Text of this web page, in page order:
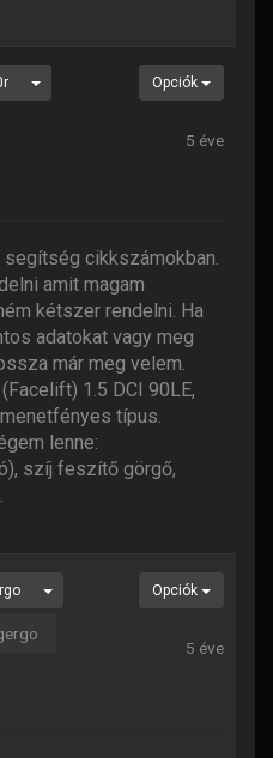
Opciók
5 éve
cikkszámokban.
amit magam
kétszer rendelni. Ha
adatokat vagy meg
már meg velem.
1.5 DCI 90LE,
típus.
lenne:
szíj feszítő görgő,
Opciók
5 éve